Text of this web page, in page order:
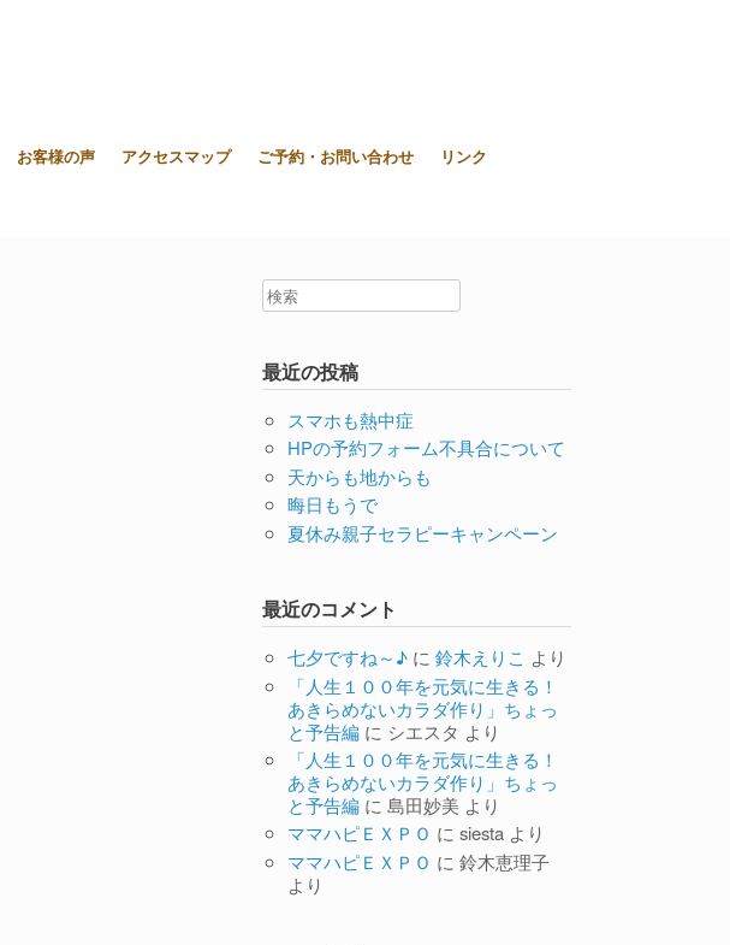
お客様の声 アクセスマップ ご予約・お問い合わせ リンク
最近の投稿
スマホも熱中症
HPの予約フォーム不具合について
天からも地からも
晦日もうで
夏休み親子セラピーキャンペーン
最近のコメント
七夕ですね～♪ に鈴木えりこ より
「人生１００年を元気に生きる！
あきらめないカラダ作り」ちょっ
と予告編 に シエスタ より
「人生１００年を元気に生きる！
あきらめないカラダ作り」ちょっ
と予告編 に島田妙美 より
ママハピＥＸＰＯ にsiesta より
ママハピＥＸＰＯ に鈴木恵理子
より